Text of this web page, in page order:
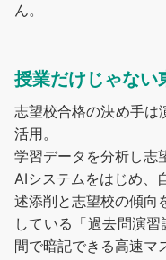
ん。
授業だけじゃない
志望校合格の決め手は
活用。
学習データを分析し志
AIシステムをはじめ、
述添削と志望校の傾向
している「過去問演
間で暗記できる高速マ